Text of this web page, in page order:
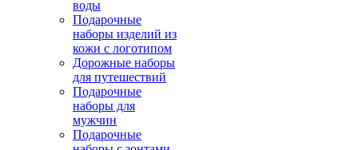
воды
Подарочные
наборы изделий из
кожи с логотипом
Дорожные наборы
для путешествий
Подарочные
наборы для
мужчин
Подарочные